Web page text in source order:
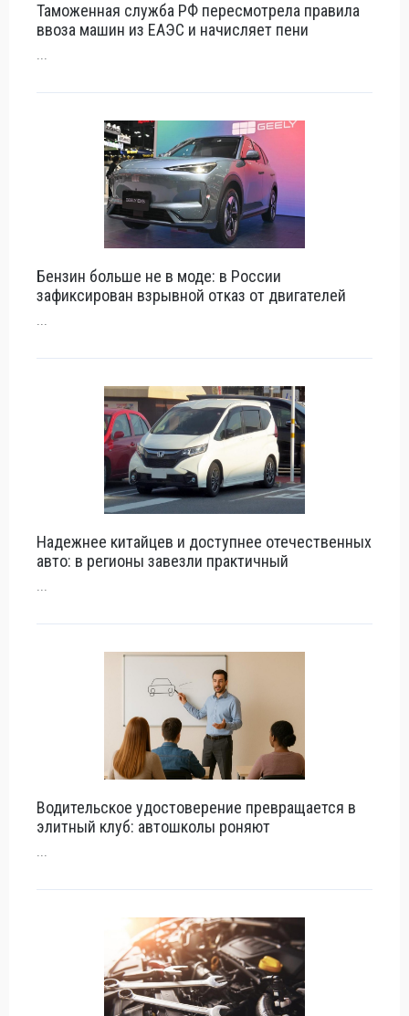
Таможенная служба РФ пересмотрела правила
ввоза машин из ЕАЭС и начисляет пени
...
Бензин больше не в моде: в России
зафиксирован взрывной отказ от двигателей
...
Надежнее китайцев и доступнее отечественных
авто: в регионы завезли практичный
...
Водительское удостоверение превращается в
элитный клуб: автошколы роняют
...